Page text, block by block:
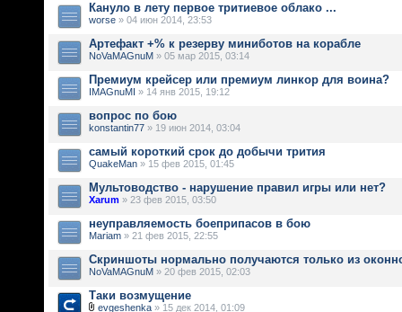
Кануло в лету первое тритиевое облако ...
worse » 04 июн 2014, 23:53
Артефакт +% к резерву миниботов на корабле
NoVaMAGnuM » 05 мар 2015, 03:14
Премиум крейсер или премиум линкор для воина?
IMAGnuMI » 14 янв 2015, 19:12
вопрос по бою
konstantin77 » 19 июн 2014, 03:04
самый короткий срок до добычи трития
QuakeMan » 15 фев 2015, 01:45
Мультоводство - нарушение правил игры или нет?
Xarum » 23 фев 2015, 03:50
неуправляемость боеприпасов в бою
Mariam » 21 фев 2015, 22:55
Скриншоты нормально получаются только из
NoVaMAGnuM » 20 фев 2015, 02:03
Таки возмущение
evgeshenka » 15 дек 2014, 01:09